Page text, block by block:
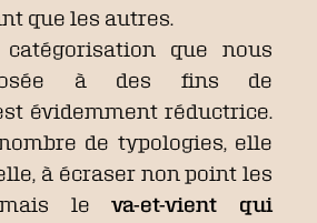
que les autres.
que nous
à des fins de
évidemment réductrice.
de typologies, elle
à écraser non point les
mais leva-et-vient qui